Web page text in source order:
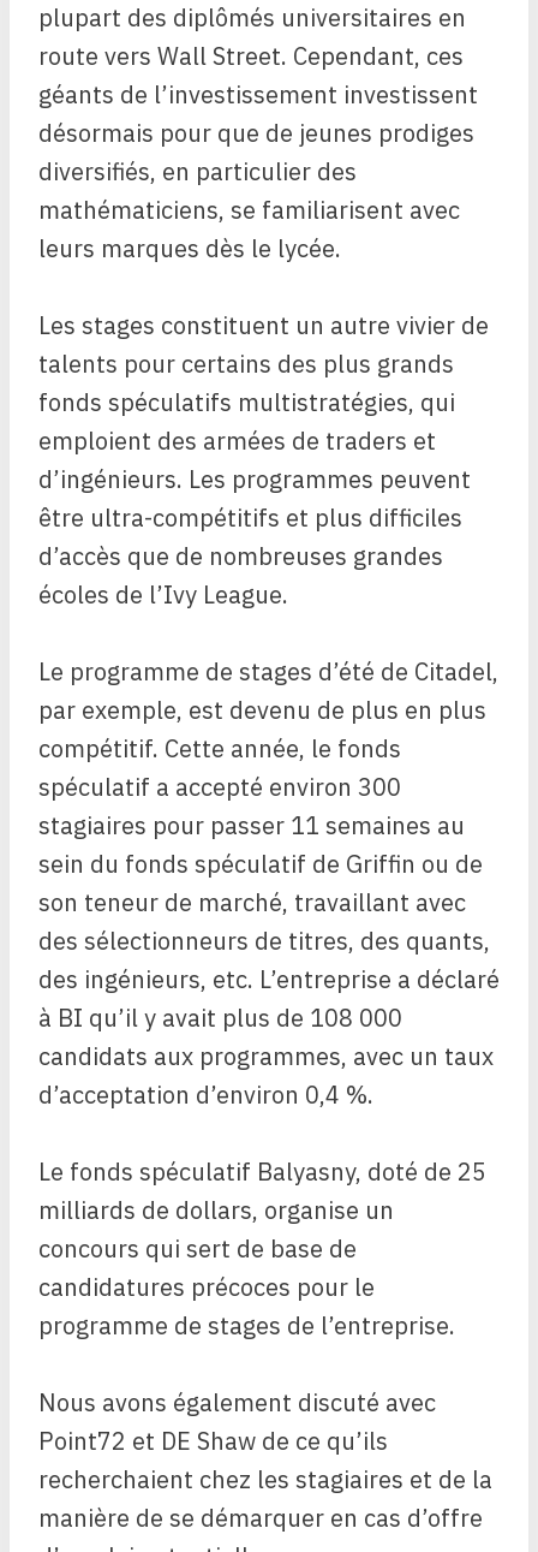
plupart des diplômés universitaires en
route vers Wall Street. Cependant, ces
géants de l’investissement investissent
désormais pour que de jeunes prodiges
diversifiés, en particulier des
mathématiciens, se familiarisent avec
leurs marques dès le lycée.
Les stages constituent un autre vivier de
talents pour certains des plus grands
fonds spéculatifs multistratégies, qui
emploient des armées de traders et
d’ingénieurs. Les programmes peuvent
être ultra-compétitifs et plus difficiles
d’accès que de nombreuses grandes
écoles de l’Ivy League.
Le programme de stages d’été de Citadel,
par exemple, est devenu de plus en plus
compétitif. Cette année, le fonds
spéculatif a accepté environ 300
stagiaires pour passer 11 semaines au
sein du fonds spéculatif de Griffin ou de
son teneur de marché, travaillant avec
des sélectionneurs de titres, des quants,
des ingénieurs, etc. L’entreprise a déclaré
à BI qu’il y avait plus de 108 000
candidats aux programmes, avec un taux
d’acceptation d’environ 0,4 %.
Le fonds spéculatif Balyasny, doté de 25
milliards de dollars, organise un
concours qui sert de base de
candidatures précoces pour le
programme de stages de l’entreprise.
Nous avons également discuté avec
Point72 et DE Shaw de ce qu’ils
recherchaient chez les stagiaires et de la
manière de se démarquer en cas d’offre